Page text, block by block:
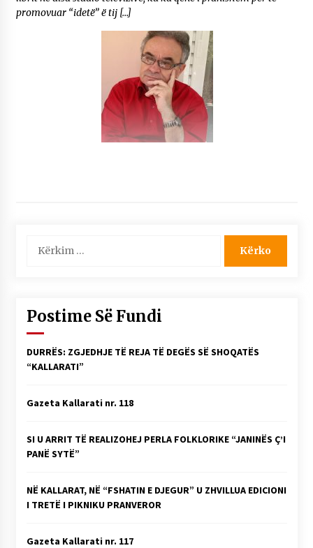
promovuar “idetë” ë tij […]
për:
Postime Së Fundi
DURRËS: ZGJEDHJE TË REJA TË DEGËS SË SHOQATËS
“KALLARATI”
Gazeta Kallarati nr. 118
SI U ARRIT TË REALIZOHEJ PERLA FOLKLORIKE “JANINËS Ç’I
PANË SYTË”
NË KALLARAT, NË “FSHATIN E DJEGUR” U ZHVILLUA EDICIONI
I TRETË I PIKNIKU PRANVEROR
Gazeta Kallarati nr. 117